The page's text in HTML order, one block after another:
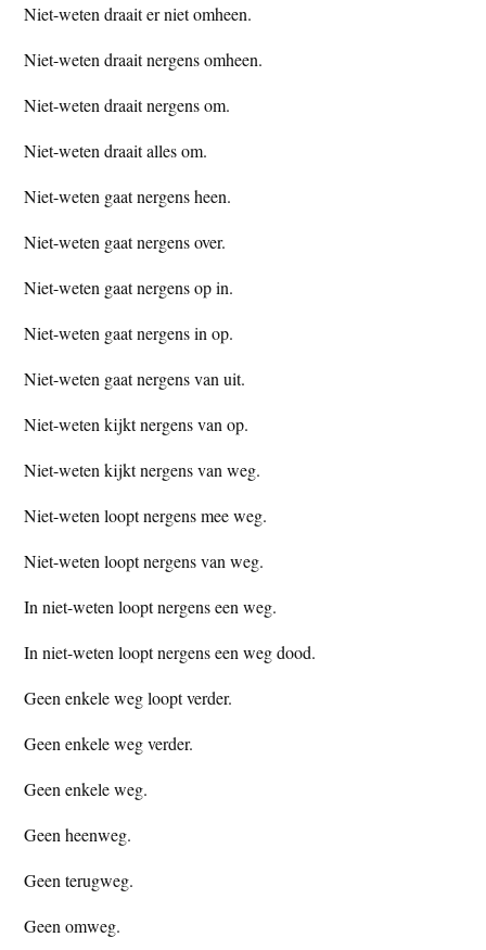
Niet-weten draait er niet omheen.
Niet-weten draait nergens omheen.
Niet-weten draait nergens om.
Niet-weten draait alles om.
Niet-weten gaat nergens heen.
Niet-weten gaat nergens over.
Niet-weten gaat nergens op in.
Niet-weten gaat nergens in op.
Niet-weten gaat nergens van uit.
Niet-weten kijkt nergens van op.
Niet-weten kijkt nergens van weg.
Niet-weten loopt nergens mee weg.
Niet-weten loopt nergens van weg.
In niet-weten loopt nergens een weg.
In niet-weten loopt nergens een weg dood.
Geen enkele weg loopt verder.
Geen enkele weg verder.
Geen enkele weg.
Geen heenweg.
Geen terugweg.
Geen omweg.